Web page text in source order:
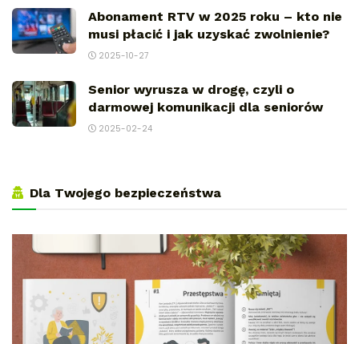
Abonament RTV w 2025 roku – kto nie
musi płacić i jak uzyskać zwolnienie?
2025-10-27
Senior wyrusza w drogę, czyli o
darmowej komunikacji dla seniorów
2025-02-24
Dla Twojego bezpieczeństwa